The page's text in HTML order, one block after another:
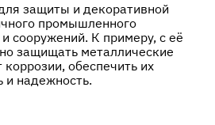
защиты и декоративной
промышленного
сооружений. К примеру, с её
защищать металлические
обеспечить их
и надежность.